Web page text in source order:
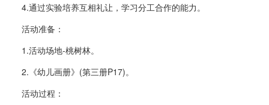
4.通过实验培养互相礼让，学习分工合作的能力。
活动准备：
1.活动场地-桃树林。
2.《幼儿画册》(第三册P17)。
活动过程：